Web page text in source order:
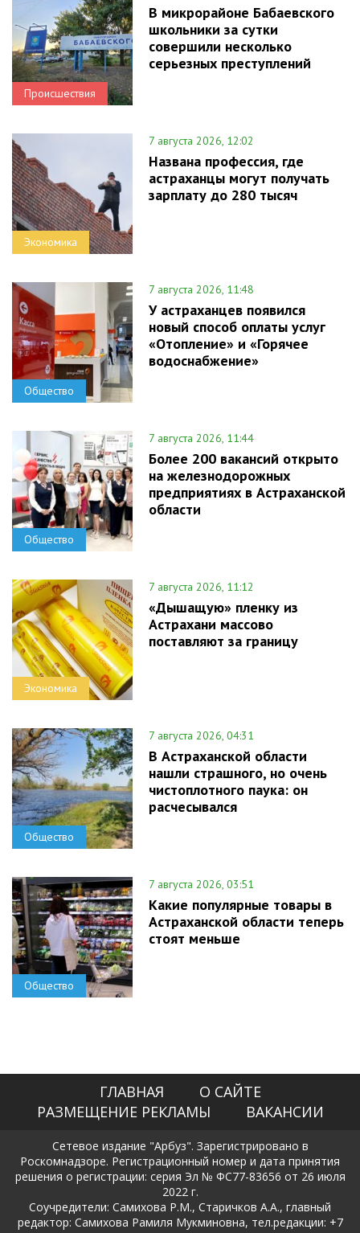
Происшествия
В микрорайоне Бабаевского
школьники за сутки
совершили несколько
серьезных преступлений
Экономика
7 августа 2026, 12:02
Названа профессия, где
астраханцы могут получать
зарплату до 280 тысяч
Общество
7 августа 2026, 11:48
У астраханцев появился
новый способ оплаты услуг
«Отопление» и «Горячее
водоснабжение»
Общество
7 августа 2026, 11:44
Более 200 вакансий открыто
на железнодорожных
предприятиях в Астраханской
области
Экономика
7 августа 2026, 11:12
«Дышащую» пленку из
Астрахани массово
поставляют за границу
Общество
7 августа 2026, 04:31
В Астраханской области
нашли страшного, но очень
чистоплотного паука: он
расчесывался
Общество
7 августа 2026, 03:51
Какие популярные товары в
Астраханской области теперь
стоят меньше
ГЛАВНАЯ
О САЙТЕ
РАЗМЕЩЕНИЕ РЕКЛАМЫ
ВАКАНСИИ
Сетевое издание "Арбуз". Зарегистрировано в
Роскомнадзоре. Регистрационный номер и дата принятия
решения о регистрации: серия Эл № ФС77-83656 от 26 июля
2022 г.
Соучредители: Самихова Р.М., Старичков А.А., главный
редактор: Самихова Рамиля Мукминовна, тел.редакции: +7